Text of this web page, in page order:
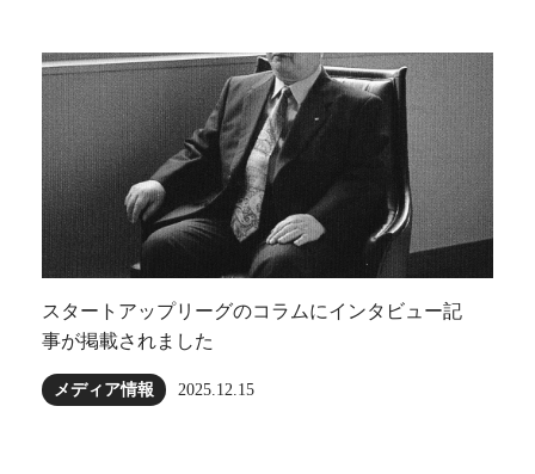
スタートアップリーグのコラムにインタビュー記
事が掲載されました
メディア情報 2025.12.15